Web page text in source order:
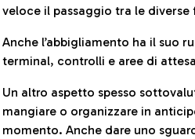
veloce il passaggio tra le diverse
Anche l’abbigliamento ha il suo
terminal, controlli e aree di
Un altro aspetto spesso
mangiare o organizzare in
momento. Anche dare uno